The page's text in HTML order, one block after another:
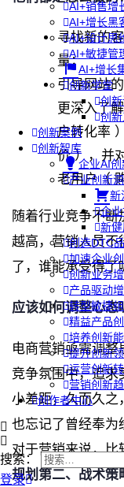
AI+销售增
AI+增长黑
AI+设计思
AI+敏捷管
AI+增长
创新学堂
创
创
创新案例
创新智库
企业AI创
产业创新
新
企
新
创造DTC
加速企业
创新业务
产品驱动
转型敏捷
精益产品
培养创新
提升创新
运营创新
营销创新
创作者中心
搜索：
登录
寻找新的
量；
引导网站
更深入了
户转化率
价 ），并
老用户（
随着行业竞争不
越高，营销人员不
了，谁能承受得了
应该如何调整心态
电商营销亟需调
竞争氛围中，追求
小差距，久而久之
也忘记了曾经奉为
对于营销来说，比
规划第二、战术策